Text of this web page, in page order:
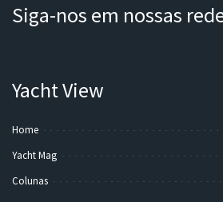
Siga-nos em nossas
Yacht View
Home
Yacht Mag
Colunas